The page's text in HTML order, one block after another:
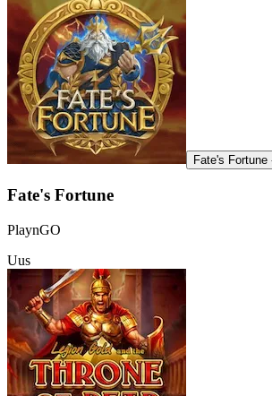
Fate's Fortune
Fate's Fortune
PlaynGO
Uus